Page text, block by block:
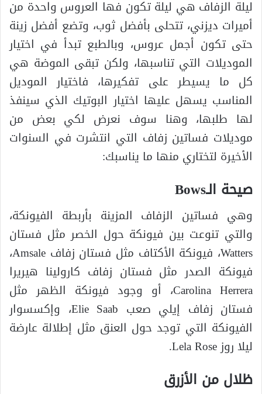
ليلة الزفاف هي ليلة تكون فها العروس واحدة من
أميرات ديزني، تتحلى بأفضل ثوب، وتضع أفضل زينة
حتى تكون أجمل عروس، وبالطبع تبدأ في اختيار
الموديلات التي تناسبها، ولكن تبقى الموضة هي
كل ما يسيطر على تفكيرها، فاختيار الموديل
المناسب يسهل عليها اختيار البوتيك الذي سينفذ
لها طلبها، وهنا سوف نعرض لكي بعض من
موديلات فساتين زفاف التي انتشرت في السنوات
الأخيرة لتختاري منها ما يناسبك:
صيحة الـBows
وهي فساتين الزفاف المزينة بأربطة الفيونكة،
والتي تنوعت بين فيونكة حول الخصر مثل فستان
Watters، فيونكة الأكتاف مثل فستان زفاف Amsale،
فيونكة الصدر مثل فستان زفاف كارولينا هيريرا
Carolina Herrera، أو وجود فيونكة الظهر مثل
فستان زفاف إيلي صعب Elie Saab، وإكسسوار
الفيونكة التي توجد حول العنق مثل إطلالة عارضة
ليلا روز Lela Rose.
ظلال من الأزرق